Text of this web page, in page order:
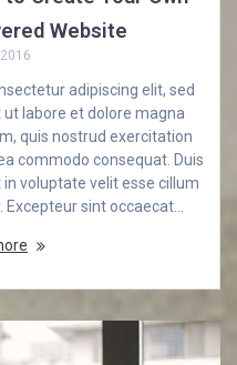
Website
adipiscing elit, sed
labore et dolore magna
quis nostrud exercitation
commodo consequat. Duis
voluptate velit esse cillum
sint occaecat…